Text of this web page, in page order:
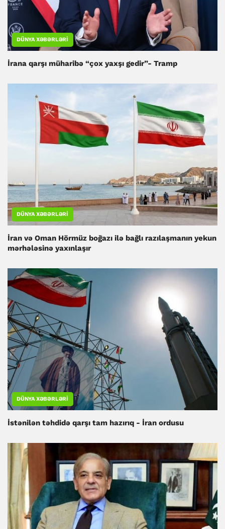
DÜNYA XƏBƏRLƏRI
İrana qarşı müharibə “çox yaxşı gedir”- Tramp
DÜNYA XƏBƏRLƏRI
İran və Oman Hörmüz boğazı ilə bağlı razılaşmanın yekun
mərhələsinə yaxınlaşır
DÜNYA XƏBƏRLƏRI
İstənilən təhdidə qarşı tam hazırıq - İran ordusu